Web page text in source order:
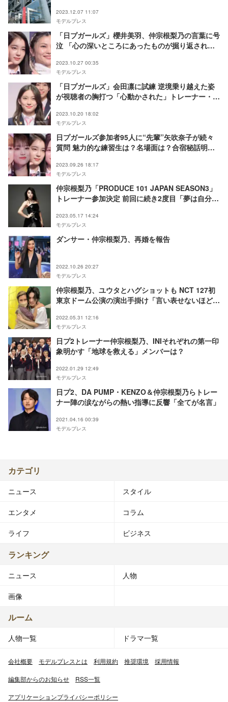
2023.12.07 11:07
モデルプレス
「日プガールズ」櫻井美羽、仲宗根梨乃の言葉に号
泣 「心の深いところにあったものが掘り返され
2023.10.27 00:35
モデルプレス
「日プガールズ」会田凛に試練 逆境乗り越えた姿
が視聴者の胸打つ「心動かされた」トレーナー・仲
2023.10.20 18:02
モデルプレス
日プガールズ参加者95人に“先輩”矢吹奈子が続々
質問 魅力的な練習生は？名場面は？合宿秘話明ら
者会見＞
2023.09.26 18:17
モデルプレス
仲宗根梨乃「PRODUCE 101 JAPAN SEASON3」
トレーナー参加決定 前回に続き2度目「夢は自分で
2023.05.17 14:24
モデルプレス
ダンサー・仲宗根梨乃、再婚を報告
2022.10.26 20:27
モデルプレス
仲宗根梨乃、ユウタとハグショットも NCT 127初
東京ドーム公演の演出手掛け「言い表せないほど感
2022.05.31 12:16
モデルプレス
日プ2トレーナー仲宗根梨乃、INIそれぞれの第一印
象明かす「地球を救える」メンバーは？
2022.01.29 12:49
モデルプレス
日プ2、DA PUMP・KENZO＆仲宗根梨乃らトレー
ナー陣の涙ながらの熱い指導に反響「全てが名言」
2021.04.16 00:39
モデルプレス
カテゴリ
ニュース スタイル
エンタメ コラム
ライフ ビジネス
ランキング
ニュース 人物
画像
ルーム
人物一覧 ドラマ一覧
会社概要 モデルプレスとは 利用規約 推奨環境 採用情報
編集部からのお知らせ RSS一覧
アプリケーションプライバシーポリシー